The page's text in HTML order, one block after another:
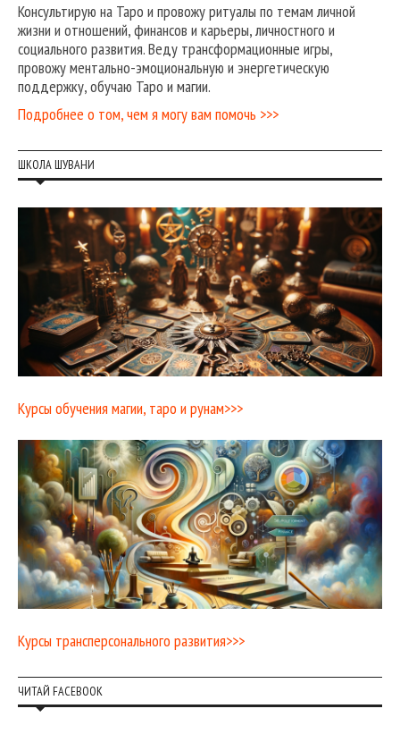
Консультирую на Таро и провожу ритуалы по темам личной
жизни и отношений, финансов и карьеры, личностного и
социального развития. Веду трансформационные игры,
провожу ментально-эмоциональную и энергетическую
поддержку, обучаю Таро и магии.
Подробнее о том, чем я могу вам помочь >>>
ШКОЛА ШУВАНИ
Курсы обучения магии, таро и рунам>>>
Курсы трансперсонального развития>>>
ЧИТАЙ FACEBOOK